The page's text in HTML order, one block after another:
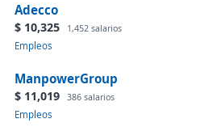
Adecco
$ 10,325 1,452 salarios
Empleos
ManpowerGroup
$ 11,019 386 salarios
Empleos